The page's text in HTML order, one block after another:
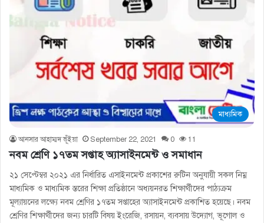
মাধ্যমিক
আনসার আহাম্মদ ভূঁইয়া September 22, 2021 0 11
নবম শ্রেণি ১৭তম সপ্তাহ অ্যাসাইনমেন্ট ও সমাধান
২১ সেপ্টেম্বর ২০২১ এর নির্ধারিত এসাইনমেন্ট প্রকাশের রুটিন অনুযায়ী সকল নিম্ন
মাধ্যমিক ও মাধ্যমিক স্তরের শিক্ষা প্রতিষ্ঠানে অধ্যয়নরত শিক্ষার্থীদের পাঠ্যক্রম
মূল্যায়নের লক্ষ্যে নবম শ্রেণির ১৭তম সপ্তাহের অ্যাসাইনমেন্ট প্রকাশিত হয়েছে। নবম
শ্রেণির শিক্ষার্থীদের জন্য চারটি বিষয় ইংরেজি, রসায়ন, ব্যবসায় উদ্যোগ, ভূগোল ও